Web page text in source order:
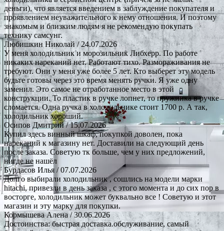
деньги), что является введением в заблуждение покупателя и
проявлением неуважительного к нему отношения. И поэтому
знакомым и близким людям я не рекомендую покупать
технику самсунг.
Любишкин Николай/ 24.07.2026
У меня холодильник и морозильник Либхерр. По работе
никаких нареканий нет. Работают тихо. Размораживания не
требуют. Они у меня уже более 5 лет. Кто выберет эту модель
будьте готовы через это время менять ручки. Я уже одну
заменил. Это самое не отработанное место в этой
конструкции. То пластик в ручке лопнет, то пружинка в ручке
сломается. Одна ручка в холодильнике стоит 1700 р. А так,
холодильник хороший.
Осипов Дмитрий/ 15.07.2026
Купил здесь винный шкаф, покупкой доволен, пока
нареканий к магазину нет. Доставили на следующий день
после заказа. Советую тк больше, чем у них предложений,
нигде не нашёл
Бурдасов Илья / 07.07.2026
Долго выбирали холодильник , сошлись на модели марки
hitachi, привезли в день заказа , с этого момента и до сих пор в
восторге, холодильник может буквально все ! Советую и этот
магазин и эту марку для покупки.
Кормышева Алена/ 30.06.2026
Достоинства: быстрая доставка.обслуживание, самый